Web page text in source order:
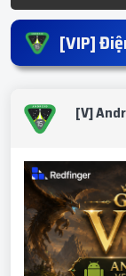
[VIP]
[V]